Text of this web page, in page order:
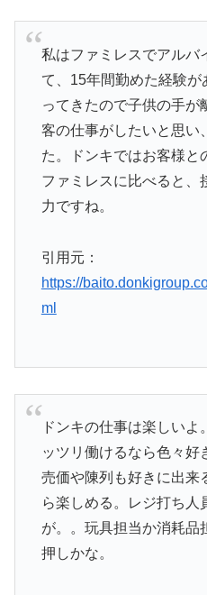
私はファミレスでアルバ
て、15年間勤めた経験
ってきたので子供の手が
客の仕事がしたいと思い
た。ドンキではお客様と
ファミレスに比べると、
力ですね。
引用元：
https://
ml
ドンキの仕事は楽しい
ッツリ働けるなら色々好
売価や陳列も好きに出来
ら楽しめる。レジ打ち人
が。。玩具担当か消耗品
押しかな。